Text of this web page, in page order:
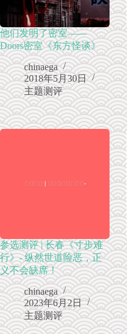
他们发明了密室——
Doors密室《东方怪谈》
chinaega
2018年5月30日
主题测评
参选测评 | 长春《寸步难
行》- 纵然世道险恶，正
义不会缺席！
chinaega
2023年6月2日
主题测评